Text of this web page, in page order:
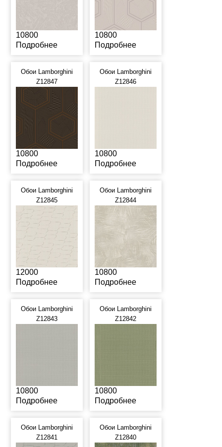
10800
Подробнее
10800
Подробнее
Обои Lamborghini
Z12847
10800
Подробнее
Обои Lamborghini
Z12846
10800
Подробнее
Обои Lamborghini
Z12845
12000
Подробнее
Обои Lamborghini
Z12844
10800
Подробнее
Обои Lamborghini
Z12843
10800
Подробнее
Обои Lamborghini
Z12842
10800
Подробнее
Обои Lamborghini
Z12841
Обои Lamborghini
Z12840